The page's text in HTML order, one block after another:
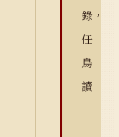
錄，
任
鳥
讀